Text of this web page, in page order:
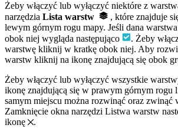
Żeby włączyć lub wyłączyć niektóre z
narzędzia Lista warstw
, które znajduje
lewym górnym rogu mapy. Jeśli dana
obok niej wygląda następująco
. Żeby
warstwę kliknij w kratkę obok niej. Aby
warstw kliknij na ikonę znajdującą się obok
Żeby włączyć lub wyłączyć wszystkie
ikonę znajdującą się w prawym górnym rogu
samym miejscu można rozwinąć oraz zwinąć
Zamknięcie okna narzędzi Listwa warstw
ikonę
.